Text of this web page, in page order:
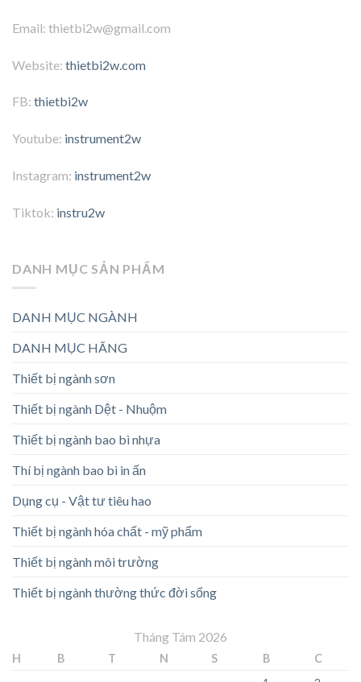
Email: thietbi2w@gmail.com
Website: thietbi2w.com
FB: thietbi2w
Youtube: instrument2w
Instagram: instrument2w
Tiktok: instru2w
DANH MỤC SẢN PHẨM
DANH MỤC NGÀNH
DANH MỤC HÃNG
Thiết bị ngành sơn
Thiết bị ngành Dệt - Nhuộm
Thiết bị ngành bao bì nhựa
Thí bị ngành bao bì in ấn
Dụng cụ - Vật tư tiêu hao
Thiết bị ngành hóa chất - mỹ phẩm
Thiết bị ngành môi trường
Thiết bị ngành thường thức đời sống
Tháng Tám 2026
H B T N S B
C